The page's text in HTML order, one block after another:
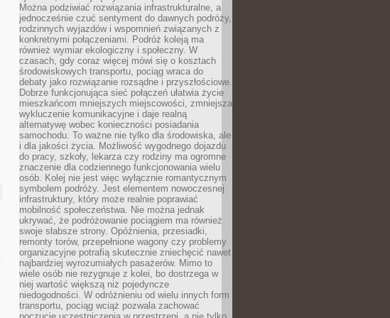
Można podziwiać rozwiązania infrastrukturalne, a
jednocześnie czuć sentyment do dawnych podróży,
rodzinnych wyjazdów i wspomnień związanych z
konkretnymi połączeniami. Podróż koleją ma
również wymiar ekologiczny i społeczny. W
czasach, gdy coraz więcej mówi się o kosztach
środowiskowych transportu, pociąg wraca do
debaty jako rozwiązanie rozsądne i przyszłościowe.
Dobrze funkcjonująca sieć połączeń ułatwia życie
mieszkańcom mniejszych miejscowości, zmniejsza
wykluczenie komunikacyjne i daje realną
alternatywę wobec konieczności posiadania
samochodu. To ważne nie tylko dla środowiska, ale
i dla jakości życia. Możliwość wygodnego dojazdu
do pracy, szkoły, lekarza czy rodziny ma ogromne
znaczenie dla codziennego funkcjonowania wielu
osób. Kolej nie jest więc wyłącznie romantycznym
symbolem podróży. Jest elementem nowoczesnej
infrastruktury, który może realnie poprawiać
mobilność społeczeństwa. Nie można jednak
ukrywać, że podróżowanie pociągiem ma również
swoje słabsze strony. Opóźnienia, przesiadki,
remonty torów, przepełnione wagony czy problemy
organizacyjne potrafią skutecznie zniechęcić nawet
najbardziej wyrozumiałych pasażerów. Mimo to
wiele osób nie rezygnuje z kolei, bo dostrzega w
niej wartość większą niż pojedyncze
niedogodności. W odróżnieniu od wielu innych form
transportu, pociąg wciąż pozwala zachować